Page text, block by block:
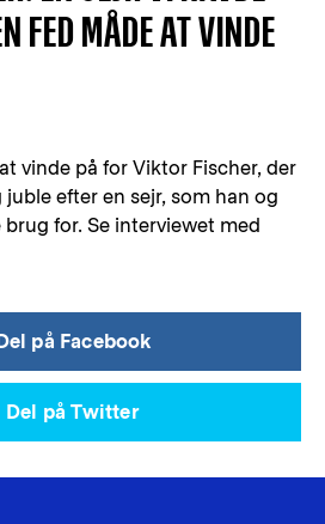
FED MÅDE AT VINDE
vinde på for Viktor Fischer, der
efter en sejr, som han og
for. Se interviewet med
på Facebook
Del på Twitter